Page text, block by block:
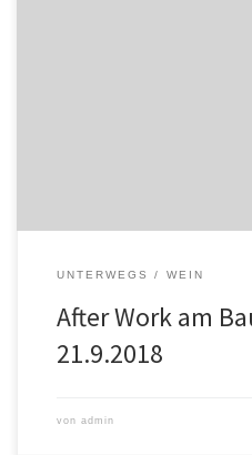
UNTERWEGS WEIN
After Work am
21.9.2018
von admin